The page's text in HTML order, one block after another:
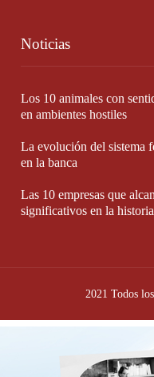
Noticias
Los 10 animales con
en ambientes hostiles
La evolución del sistema
en la banca
Las 10 empresas que
significativos en la
2021 Todos